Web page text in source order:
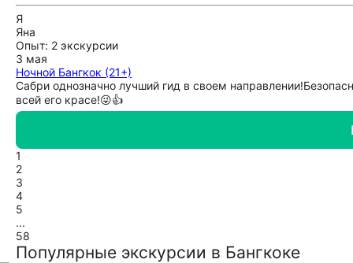
Я
Яна
Опыт: 2 экскурсии
3 мая
Ночной Бангкок (21+)
Сабри однозначно лучший гид в своем
всей его красе!😜👍
1
2
3
4
5
...
58
Популярные экскурсии в Бангкоке